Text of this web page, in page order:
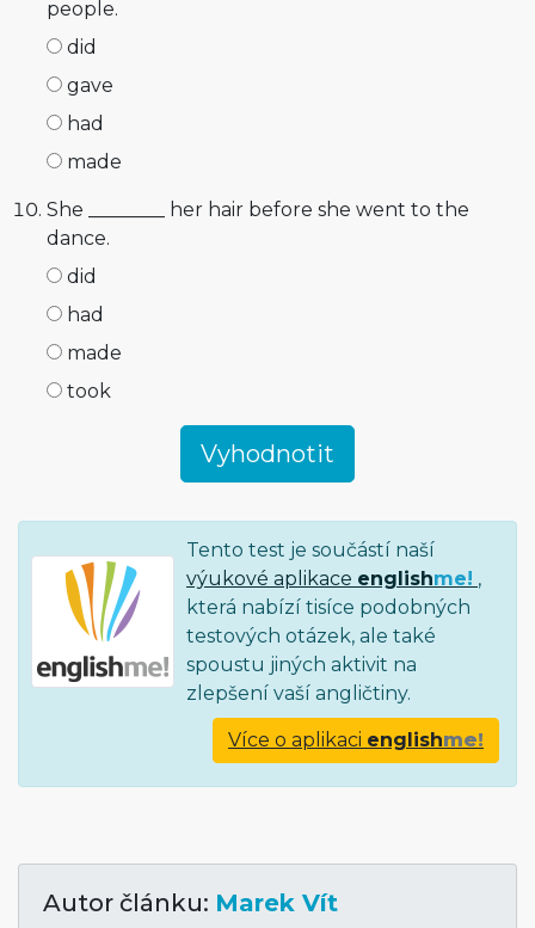
people.
did
gave
had
made
She ________ her hair before she went to the
dance.
did
had
made
took
Tento test je součástí naší
výukové aplikace englishme! ,
která nabízí tisíce podobných
testových otázek, ale také
spoustu jiných aktivit na
zlepšení vaší angličtiny.
Více o aplikaci englishme!
Autor článku: Marek Vít